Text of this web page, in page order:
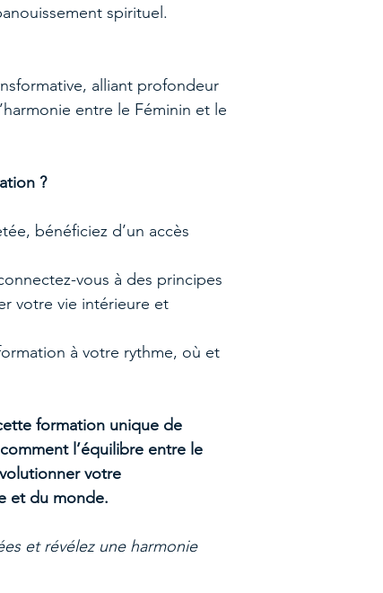
spirituel.
alliant profondeur
entre le Féminin et le
?
bénéficiez d’un accès
vous à des principes
votre vie intérieure et
à votre rythme, où et
formation unique de
l’équilibre entre le
votre
et du monde.
et révélez une harmonie